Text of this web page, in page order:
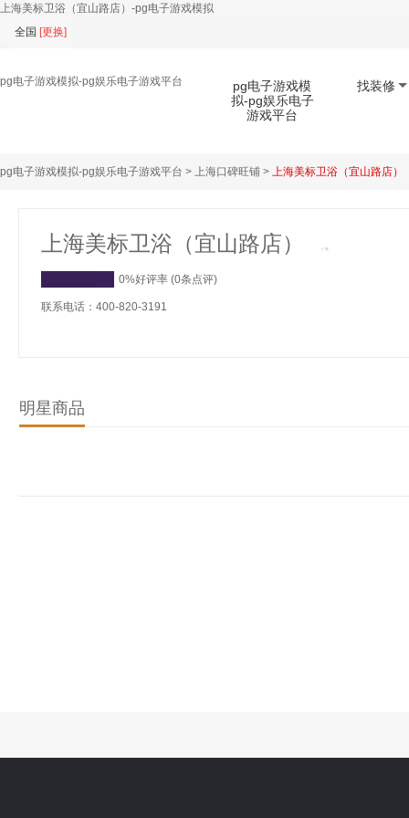
上海美标卫浴（宜山路店）-pg电子游戏模拟
全国 [更换]
pg电子游戏模拟-pg娱乐电子游戏平台
pg电子游戏模
拟-pg娱乐电子
游戏平台
找装修
pg电子游戏模拟-pg娱乐电子游戏平台 > 上海口碑旺铺 > 上海美标卫浴（宜山路店）
上海美标卫浴（宜山路店）
0%好评率 (0条点评)
联系电话：400-820-3191
明星商品